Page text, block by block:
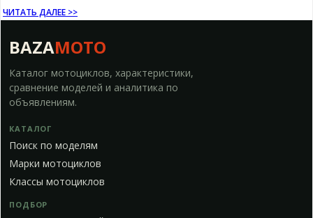
ЧИТАТЬ ДАЛЕЕ >>
BAZAMOTO
Каталог мотоциклов, характеристики,
сравнение моделей и аналитика по
объявлениям.
КАТАЛОГ
Поиск по моделям
Марки мотоциклов
Классы мотоциклов
ПОДБОР